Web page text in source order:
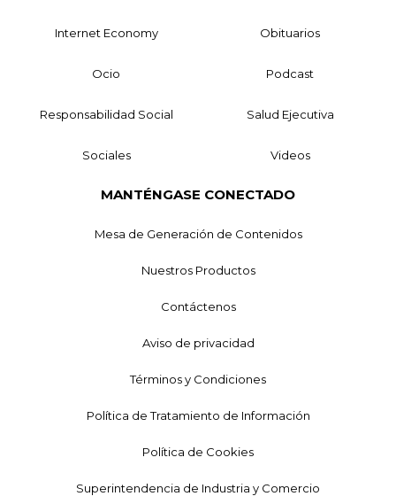
Internet Economy Obituarios
Ocio Podcast
Responsabilidad Social Salud Ejecutiva
Sociales Videos
MANTÉNGASE CONECTADO
Mesa de Generación de Contenidos
Nuestros Productos
Contáctenos
Aviso de privacidad
Términos y Condiciones
Política de Tratamiento de Información
Política de Cookies
Superintendencia de Industria y Comercio